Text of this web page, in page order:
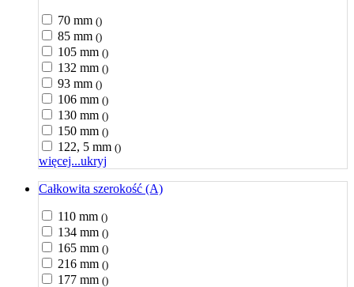
70 mm ()
85 mm ()
105 mm ()
132 mm ()
93 mm ()
106 mm ()
130 mm ()
150 mm ()
122, 5 mm ()
więcej...ukryj
Całkowita szerokość (A)
110 mm ()
134 mm ()
165 mm ()
216 mm ()
177 mm ()